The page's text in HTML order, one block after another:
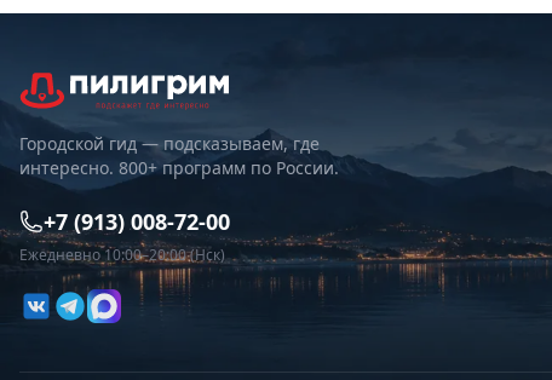
Городской гид — подсказываем, где
интересно. 800+ программ по России.
+7 (913) 008-72-00
Ежедневно 10:00–20:00 (Нск)